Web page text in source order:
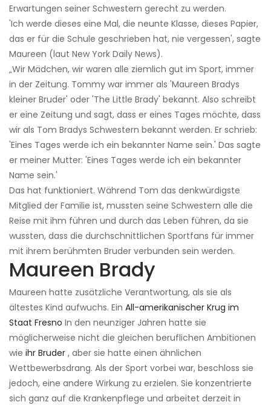
Erwartungen seiner Schwestern gerecht zu werden.
'Ich werde dieses eine Mal, die neunte Klasse, dieses Papier,
das er für die Schule geschrieben hat, nie vergessen', sagte
Maureen (laut New York Daily News).
„Wir Mädchen, wir waren alle ziemlich gut im Sport, immer
in der Zeitung. Tommy war immer als 'Maureen Bradys
kleiner Bruder' oder 'The Little Brady' bekannt. Also schreibt
er eine Zeitung und sagt, dass er eines Tages möchte, dass
wir als Tom Bradys Schwestern bekannt werden. Er schrieb:
'Eines Tages werde ich ein bekannter Name sein.' Das sagte
er meiner Mutter: 'Eines Tages werde ich ein bekannter
Name sein.'
Das hat funktioniert. Während Tom das denkwürdigste
Mitglied der Familie ist, mussten seine Schwestern alle die
Reise mit ihm führen und durch das Leben führen, da sie
wussten, dass die durchschnittlichen Sportfans für immer
mit ihrem berühmten Bruder verbunden sein werden.
Maureen Brady
Maureen hatte zusätzliche Verantwortung, als sie als
ältestes Kind aufwuchs. Ein All-amerikanischer Krug im
Staat Fresno In den neunziger Jahren hatte sie
möglicherweise nicht die gleichen beruflichen Ambitionen
wie ihr Bruder , aber sie hatte einen ähnlichen
Wettbewerbsdrang. Als der Sport vorbei war, beschloss sie
jedoch, eine andere Wirkung zu erzielen. Sie konzentrierte
sich ganz auf die Krankenpflege und arbeitet derzeit in